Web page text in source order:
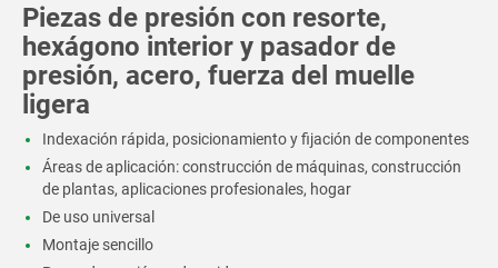
Piezas de presión con resorte,
hexágono interior y pasador de
presión, acero, fuerza del muelle
ligera
Indexación rápida, posicionamiento y fijación de componentes
Áreas de aplicación: construcción de máquinas, construcción
de plantas, aplicaciones profesionales, hogar
De uso universal
Montaje sencillo